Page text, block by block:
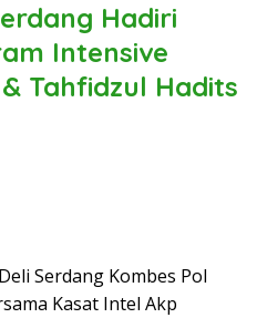
Hadiri
Intensive
Tahfidzul Hadits
Serdang Kombes Pol
Kasat Intel Akp